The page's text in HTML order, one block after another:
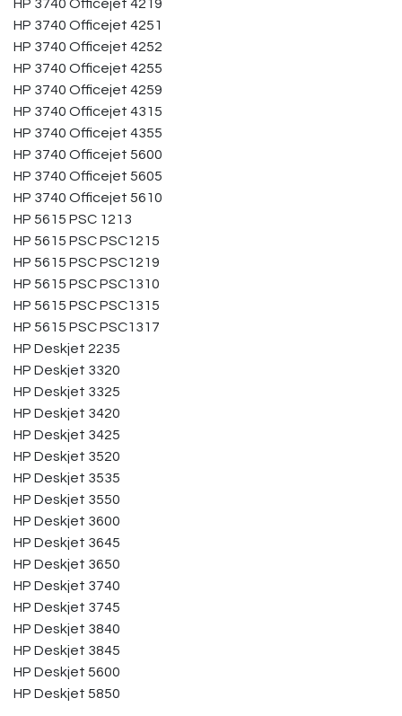
HP 3740 Officejet 4219
HP 3740 Officejet 4251
HP 3740 Officejet 4252
HP 3740 Officejet 4255
HP 3740 Officejet 4259
HP 3740 Officejet 4315
HP 3740 Officejet 4355
HP 3740 Officejet 5600
HP 3740 Officejet 5605
HP 3740 Officejet 5610
HP 5615 PSC 1213
HP 5615 PSC PSC1215
HP 5615 PSC PSC1219
HP 5615 PSC PSC1310
HP 5615 PSC PSC1315
HP 5615 PSC PSC1317
HP Deskjet 2235
HP Deskjet 3320
HP Deskjet 3325
HP Deskjet 3420
HP Deskjet 3425
HP Deskjet 3520
HP Deskjet 3535
HP Deskjet 3550
HP Deskjet 3600
HP Deskjet 3645
HP Deskjet 3650
HP Deskjet 3740
HP Deskjet 3745
HP Deskjet 3840
HP Deskjet 3845
HP Deskjet 5600
HP Deskjet 5850